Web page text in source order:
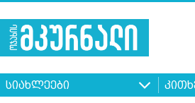
შესახებ
სიახლეები